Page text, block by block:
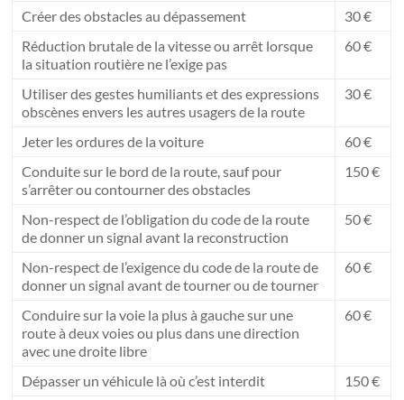
Créer des obstacles au dépassement
30 €
Réduction brutale de la vitesse ou arrêt lorsque
la situation routière ne l’exige pas
60 €
Utiliser des gestes humiliants et des expressions
obscènes envers les autres usagers de la route
30 €
Jeter les ordures de la voiture
60 €
Conduite sur le bord de la route, sauf pour
s’arrêter ou contourner des obstacles
150 €
Non-respect de l’obligation du code de la route
de donner un signal avant la reconstruction
50 €
Non-respect de l’exigence du code de la route de
donner un signal avant de tourner ou de tourner
60 €
Conduire sur la voie la plus à gauche sur une
route à deux voies ou plus dans une direction
avec une droite libre
60 €
Dépasser un véhicule là où c’est interdit
150 €